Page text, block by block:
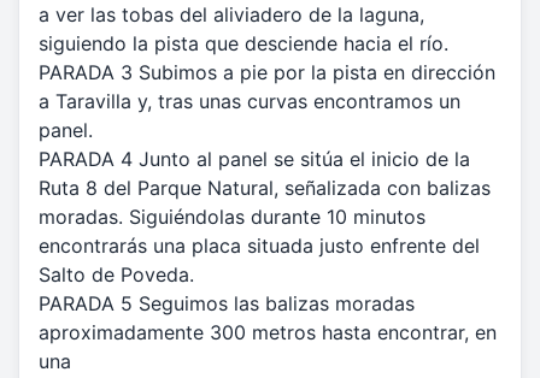
a ver las tobas del aliviadero de la laguna,
siguiendo la pista que desciende hacia el río.
PARADA 3 Subimos a pie por la pista en dirección
a Taravilla y, tras unas curvas encontramos un
panel.
PARADA 4 Junto al panel se sitúa el inicio de la
Ruta 8 del Parque Natural, señalizada con balizas
moradas. Siguiéndolas durante 10 minutos
encontrarás una placa situada justo enfrente del
Salto de Poveda.
PARADA 5 Seguimos las balizas moradas
aproximadamente 300 metros hasta encontrar, en
una